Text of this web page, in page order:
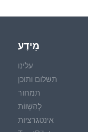
מֵידָע
עלינו
תשלום ותוכן
תמחור
לְהַשְׁווֹת
אינטגרציות